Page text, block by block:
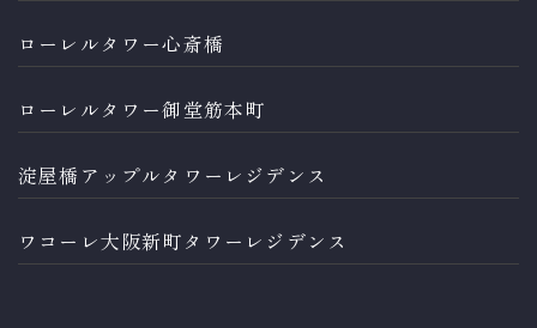
ローレルタワー心斎橋
ローレルタワー御堂筋本町
淀屋橋アップルタワーレジデンス
ワコーレ大阪新町タワーレジデンス